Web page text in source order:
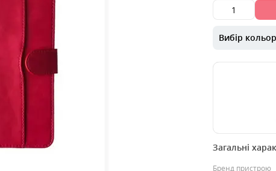
Вибір
Зручний і
планшетів 9"-
Загальні
Бренд пристрою